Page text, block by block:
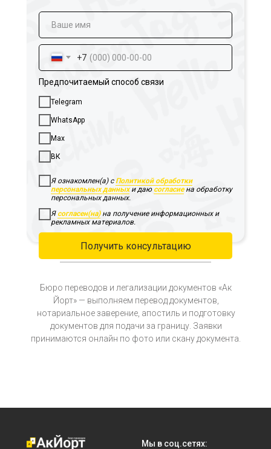
Бюро переводов и легализации документов «Ак
Йорт» — выполняем перевод документов,
нотариальное заверение, апостиль и подготовку
документов для подачи за границу. Заявки
принимаются онлайн по фото или скану документа.
+7
Предпочитаемый способ связи
Telegram
WhatsApp
Max
ВК
Я ознакомлен(а) с Политикой обработки
персональных данныхи даю согласиена обработку
персональных данных.
Я согласен(на)на получение информационных и
рекламных материалов.
Получить консультацию
Мы в соц.сетях: